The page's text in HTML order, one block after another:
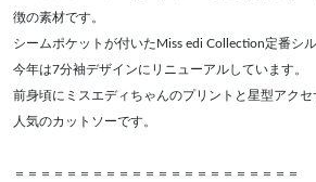
徴の素材です。
シームポケットが付いたMiss edi Collection定番シ
今年は7分袖デザインにリニューアルしています。
前身頃にミスエディちゃんのプリントと星型アク
人気のカットソーです。
＝＝＝＝＝＝＝＝＝＝＝＝＝＝＝＝＝＝＝＝＝＝